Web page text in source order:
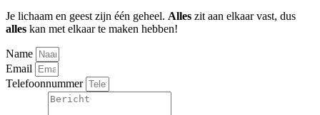
Je lichaam en geest zijn één geheel. Alles zit aan elkaar vast, dus
alles kan met elkaar te maken hebben!
Name
Email
Telefoonnummer